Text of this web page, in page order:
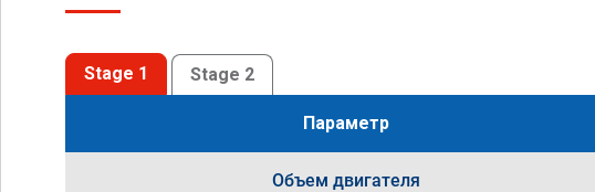
Stage 1 Stage 2
Параметр
Объем двигателя